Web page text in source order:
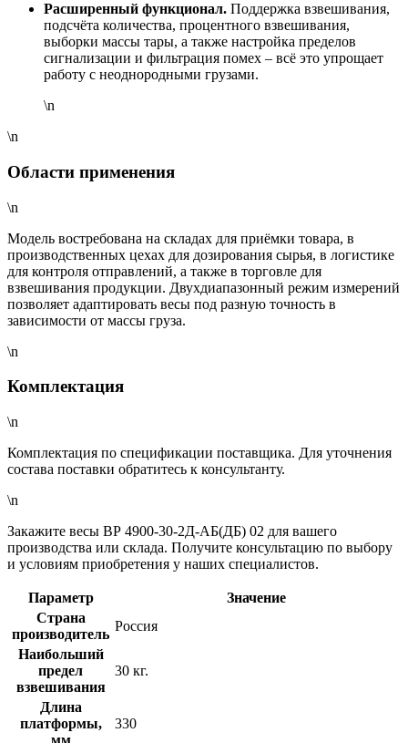
Расширенный функционал. Поддержка взвешивания,
подсчёта количества, процентного взвешивания,
выборки массы тары, а также настройка пределов
сигнализации и фильтрация помех – всё это упрощает
работу с неоднородными грузами.
\n
\n
Области применения
\n
Модель востребована на складах для приёмки товара, в
производственных цехах для дозирования сырья, в логистике
для контроля отправлений, а также в торговле для
взвешивания продукции. Двухдиапазонный режим измерений
позволяет адаптировать весы под разную точность в
зависимости от массы груза.
\n
Комплектация
\n
Комплектация по спецификации поставщика. Для уточнения
состава поставки обратитесь к консультанту.
\n
Закажите весы ВР 4900-30-2Д-АБ(ДБ) 02 для вашего
производства или склада. Получите консультацию по выбору
и условиям приобретения у наших специалистов.
Параметр
Значение
Страна
производитель
Россия
Наибольший
предел
взвешивания
30 кг.
Длина
платформы,
мм
330